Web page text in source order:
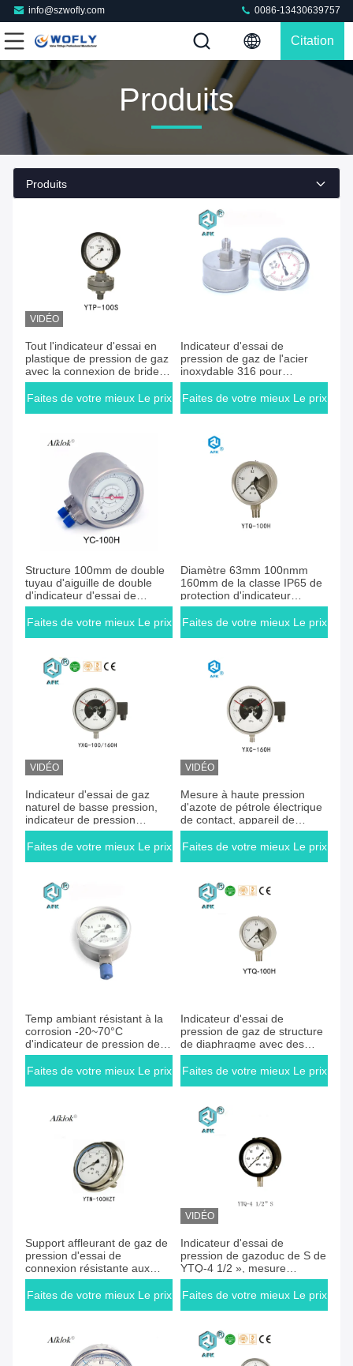
info@szwofly.com 0086-13430639757
Citation
Produits
Produits
VIDÉO
Tout l'indicateur d'essai en
plastique de pression de gaz
avec la connexion de bride
de mesure diaphragme de 3
pouces
Faites de votre mieux Le prix
Indicateur d'essai de
pression de gaz de l'acier
inoxydable 316 pour
l'oxygène et l'acétylène de
grande précision
Faites de votre mieux Le prix
Structure 100mm de double
tuyau d'aiguille de double
d'indicateur d'essai de
pression de gaz d'acier
inoxydable
Faites de votre mieux Le prix
Diamètre 63mm 100nmm
160mm de la classe IP65 de
protection d'indicateur
d'essai de pression de gaz
de YTQ-100H
Faites de votre mieux Le prix
VIDÉO
Indicateur d'essai de gaz
naturel de basse pression,
indicateur de pression
électrique de manomètre de
contact
Faites de votre mieux Le prix
VIDÉO
Mesure à haute pression
d'azote de pétrole électrique
de contact, appareil de
contrôle de mesure de
pression de gaz
Faites de votre mieux Le prix
Temp ambiant résistant à la
corrosion -20~70°C
d'indicateur de pression de
Lpg du propane SS316
Faites de votre mieux Le prix
Indicateur d'essai de
pression de gaz de structure
de diaphragme avec des
verres de sûreté/cas
Faites de votre mieux Le prix
Support affleurant de gaz de
pression d'essai de
connexion résistante aux
vibrations d'indicateur de
retour
Faites de votre mieux Le prix
VIDÉO
Indicateur d'essai de
pression de gazoduc de S de
YTQ-4 1/2 », mesure
naturelle de manomètre à
gaz IP65
Faites de votre mieux Le prix